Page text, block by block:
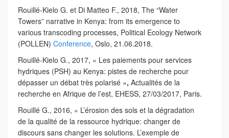
Rouillé-Kielo G. et Di Matteo F., 2018, The “Water
Towers” narrative in Kenya: from its emergence to
various transcoding processes, Political Ecology Network
(POLLEN) Conference, Oslo, 21.06.2018.
Rouillé-Kielo G., 2017, « Les paiements pour services
hydriques (PSH) au Kenya: pistes de recherche pour
dépasser un débat très polarisé », Actualités de la
recherche en Afrique de l’est, EHESS, 27/03/2017, Paris.
Rouillé G., 2016, « L’érosion des sols et la dégradation
de la qualité de la ressource hydrique: changer de
discours sans changer les solutions. L’exemple de